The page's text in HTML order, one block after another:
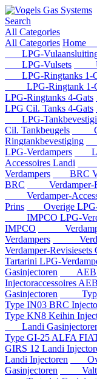
Search
All Categories
All Categories Home
LPG-
LPG-Vulsets
LPG-Ringtanks 1-
LPG-Ringtank 1-
LPG-Ringtanks 4-Gats
LPG Cil. Tanks 4-Gats
LPG-
Cil. Tankbeugels
Cil.
Ringtankbevestiging
LPG-Verdampers
Accessoires Landi
Verdampers
BRC
BRC
Verdamper-
Verdamper-
Prins
Overige LPG-
IMPCO LPG-
IMPCO
Verdampers
Verdamper-
Tartarini LPG-
Gasinjectoren
AEB /
Injectoraccessoires AEB
Gasinjectoren
Type
Type IN03 BRC
Type KN8 Keihin
Landi
Type GI-25 ALFA
GIRS 12 Landi
Landi Injectoren
Gasinjectoren
Valtek